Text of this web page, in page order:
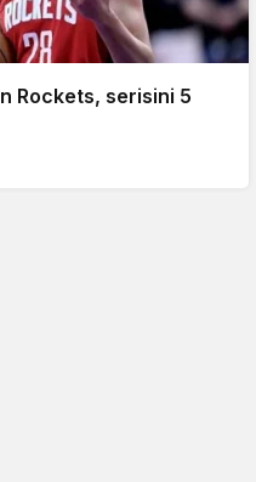
Rockets, serisini 5